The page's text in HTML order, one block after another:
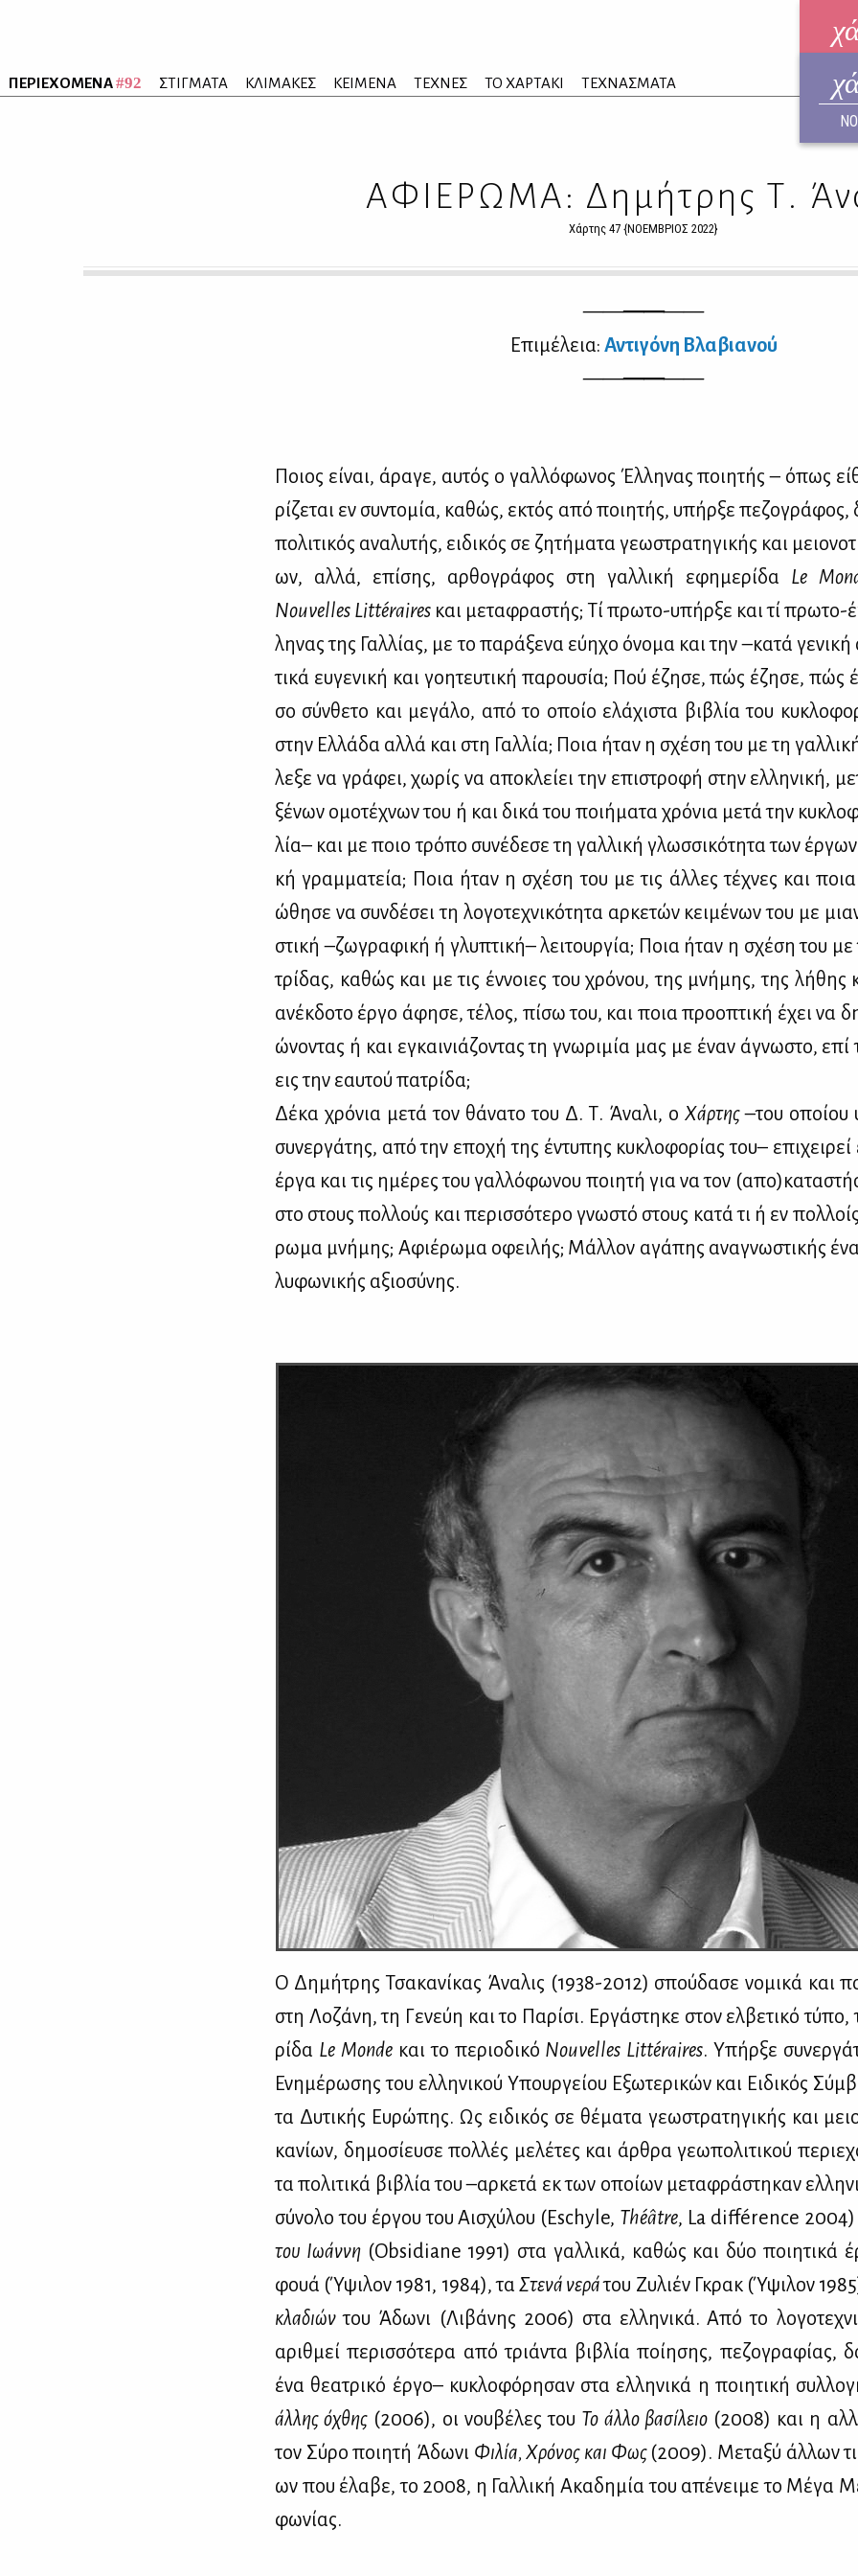
ΠΕΡΙΕΧΟΜΕΝΑ#92 ΣΤΙΓΜΑΤΑ ΚΛΙΜΑΚΕΣ ΚΕΙΜΕΝΑ ΤΕΧΝΕΣ ΤΟ ΧΑΡΤΑΚΙ ΤΕΧΝΑΣΜΑΤΑ
ΑΦΙΕΡΩΜΑ: Δημήτρης Τ.
Χάρτης 47 {ΝΟΕΜΒΡΙΟΣ 2022}
——————
Επι­μέ­λεια: Αντι­γό­νη Βλα­βια­νού
——————
Ποιος εί­ναι, άρα­γε, αυ­τός ο γαλ­λό­φω­νος Έλ­λη­νας ποι­η­τής – όπως
ρί­ζε­ται εν συ­ντο­μία, κα­θώς, εκτός από ποι­η­τής, υπήρ­ξε πε­ζο­γρά­φος,
πο­λι­τι­κός ανα­λυ­τής, ει­δι­κός σε ζη­τή­μα­τα γε­ω­στρα­τη­γι­κής και
ων, αλ­λά, επί­σης, αρ­θο­γρά­φος στη γαλ­λι­κή εφη­με­ρί­δα Le
Nouvelles Littéraires και με­τα­φρα­στής; Τί πρω­το-υπήρ­ξε και τί
λη­νας της Γαλ­λί­ας, με το πα­ρά­ξε­να εύ­η­χο όνο­μα και την –κα­τά
τι­κά ευ­γε­νι­κή και γοη­τευ­τι­κή πα­ρου­σία; Πού έζη­σε, πώς έζη­σε, πώς
σο σύν­θε­το και με­γά­λο, από το οποίο ελά­χι­στα βι­βλία του
στην Ελ­λά­δα αλ­λά και στη Γαλ­λία; Ποια ήταν η σχέ­ση του με τη
λε­ξε να γρά­φει, χω­ρίς να απο­κλεί­ει την επι­στρο­φή στην ελ­λη­νι­κή,
ξέ­νων ομο­τέ­χνων του ή και δι­κά του ποι­ή­μα­τα χρό­νια με­τά την
λία– και με ποιο τρό­πο συ­νέ­δε­σε τη γαλ­λι­κή γλωσ­σι­κό­τη­τα των
κή γραμ­μα­τεία; Ποια ήταν η σχέ­ση του με τις άλ­λες τέ­χνες και
ώθη­σε να συν­δέ­σει τη λο­γο­τε­χνι­κό­τη­τα αρ­κε­τών κει­μέ­νων του με
στι­κή –ζω­γρα­φι­κή ή γλυ­πτι­κή– λει­τουρ­γία; Ποια ήταν η σχέ­ση του
τρί­δας, κα­θώς και με τις έν­νοιες του χρό­νου, της μνή­μης, της λή­θης
ανέκ­δο­το έρ­γο άφη­σε, τέ­λος, πί­σω του, και ποια προ­ο­πτι­κή έχει να
ώ­νο­ντας ή και εγκαι­νιά­ζο­ντας τη γνω­ρι­μία μας με έναν άγνω­στο, επί
εις την εαυ­τού πα­τρί­δα;
Δέ­κα χρό­νια με­τά τον θά­να­το του Δ. Τ. Άνα­λι, οΧάρ­της–του οποί­ου
συ­νερ­γά­της, από την επο­χή της έντυ­πης κυ­κλο­φο­ρί­ας του–
έρ­γα και τις ημέ­ρες του γαλ­λό­φω­νου ποι­η­τή για να τον
στο στους πολ­λούς και πε­ρισ­σό­τε­ρο γνω­στό στους κα­τά τι ή εν
ρω­μα μνή­μης; Αφιέ­ρω­μα οφει­λής; Μάλ­λον αγά­πης ανα­γνω­στι­κής
λυ­φω­νι­κής αξιο­σύ­νης.
Ο Δη­μή­τρης Τσα­κα­νί­κας Άνα­λις (1938-2012) σπού­δα­σε νο­μι­κά και
στη Λο­ζά­νη, τη Γε­νεύη και το Πα­ρί­σι. Ερ­γά­στη­κε στον ελ­βε­τι­κό
ρί­δα Le Mondeκαι το πε­ριο­δι­κό Nouvelles Littéraires. Υπήρ­ξε
Ενη­μέ­ρω­σης του ελ­λη­νι­κού Υπουρ­γεί­ου Εξω­τε­ρι­κών και Ει­δι­κός
τα Δυ­τι­κής Ευ­ρώ­πης. Ως ει­δι­κός σε θέ­μα­τα γε­ω­στρα­τη­γι­κής και
κα­νί­ων, δη­μο­σί­ευ­σε πολ­λές με­λέ­τες και άρ­θρα γε­ω­πο­λι­τι­κού
τα πο­λι­τι­κά βι­βλία του –αρ­κε­τά εκ των οποί­ων με­τα­φρά­στη­καν
σύ­νο­λο του έρ­γου του Αι­σχύ­λου (Eschyle, Théâtre, La différence 2004)
του Ιω­άν­νη(Obsidiane 1991) στα γαλ­λι­κά, κα­θώς και δύο
φουά (Ύψι­λον 1981, 1984), τα Στε­νά νε­ράτου Ζυ­λιέν Γκρακ (Ύψι­λον
κλα­διώντου Άδω­νι (Λι­βά­νης 2006) στα ελ­λη­νι­κά. Από το
αριθ­μεί πε­ρισ­σό­τε­ρα από τριά­ντα βι­βλία ποί­η­σης, πε­ζο­γρα­φί­ας,
ένα θε­α­τρι­κό έρ­γο– κυ­κλο­φό­ρη­σαν στα ελ­λη­νι­κά η ποι­η­τι­κή
άλ­λης όχθης (2006), οι νου­βέ­λες του Το άλ­λο βα­σί­λειο(2008) και η
τον Σύ­ρο ποι­η­τή Άδω­νι Φι­λία, Χρό­νος και Φως (2009). Με­τα­ξύ άλ­λων
ων που έλα­βε, το 2008, η Γαλ­λι­κή Ακα­δη­μία του απέ­νει­με το Μέ­γα
φω­νί­ας.